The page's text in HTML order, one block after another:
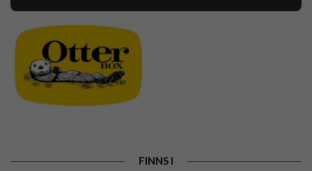
Artikelnummer
Passar till
Produkttyp
FINNS I